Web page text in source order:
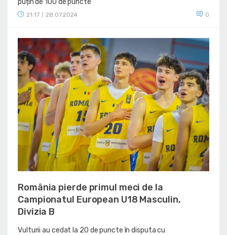
21:17 28.07.2024 0
România pierde primul meci de la
Campionatul European U18 Masculin,
Divizia B
Vulturii au cedat la 20 de puncte în disputa cu